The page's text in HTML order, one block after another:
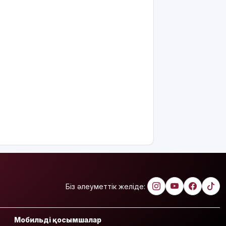
Біз әлеуметтік желіде:
Мобильді қосымшалар